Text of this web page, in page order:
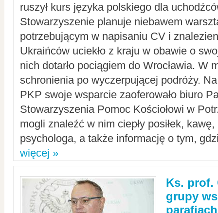
ruszył kurs języka polskiego dla
Stowarzyszenie planuje niebawem
potrzebującym w napisaniu CV i
Ukraińców uciekło z kraju w obawie o
nich dotarło pociągiem do Wrocławia. W
schronienia po wyczerpującej podróży.
PKP swoje wsparcie zaoferowało biuro
Stowarzyszenia Pomoc Kościołowi w
mogli znaleźć w nim ciepły posiłek,
psychologa, a także informację o tym,
więcej »
Ks. prof.
grupy
parafiach